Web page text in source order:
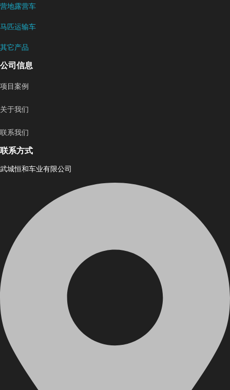
营地露营车
马匹运输车
其它产品
公司信息
项目案例
关于我们
联系我们
联系方式
武城恒和车业有限公司